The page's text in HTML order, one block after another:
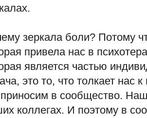
зеркала боли? Потому
привела нас в
является частью
это то, что толкает нас
в сообщество.
коллегах. И поэтому в